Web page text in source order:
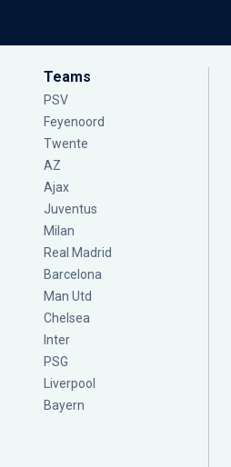
Teams
PSV
Feyenoord
Twente
AZ
Ajax
Juventus
Milan
Real Madrid
Barcelona
Man Utd
Chelsea
Inter
PSG
Liverpool
Bayern